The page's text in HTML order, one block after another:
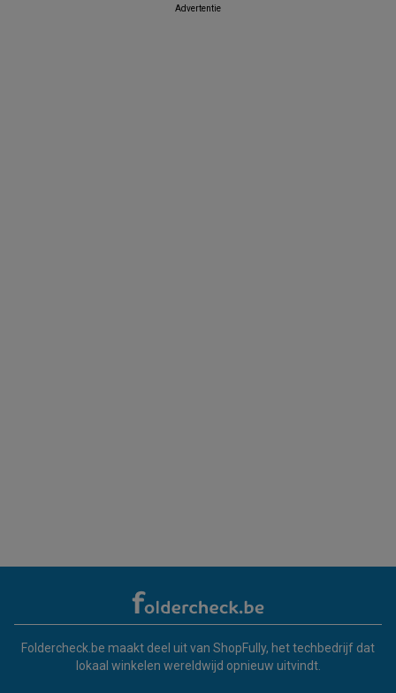
Advertentie
Foldercheck.be maakt deel uit van ShopFully, het techbedrijf dat
lokaal winkelen wereldwijd opnieuw uitvindt.